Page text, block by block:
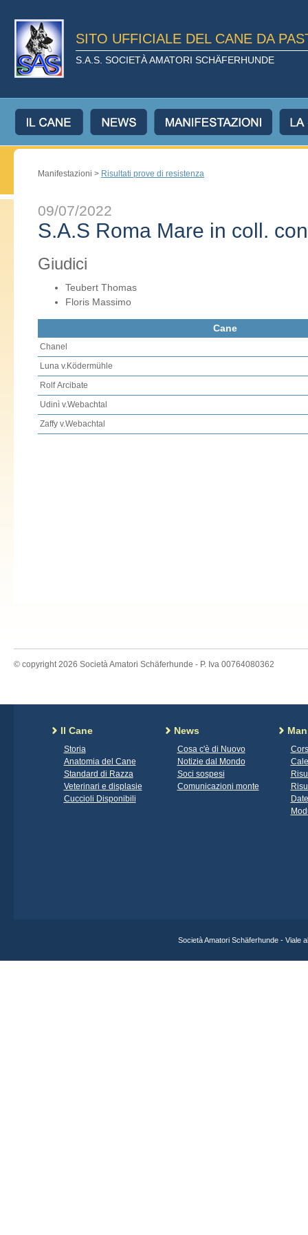
SITO UFFICIALE DEL CANE DA
S.A.S. SOCIETÀ AMATORI SCHÄFERHUNDE
Manifestazioni > Risultati prove di resistenza
09/07/2022
S.A.S Roma Mare in coll.
Giudici
Teubert Thomas
Floris Massimo
Cane
Chanel
Luna v.Ködermühle
Rolf Arcibate
Udinì v.Webachtal
Zaffy v.Webachtal
© copyright 2026 Società Amatori Schäferhunde - P. Iva 00764080362
Il Cane
Storia
Anatomia del Cane
Standard di Razza
Veterinari e displasie
Cuccioli Disponibili
News
Cosa c'è di Nuovo
Notizie dal Mondo
Soci sospesi
Comunicazioni monte
Società Amatori Schäferhunde - Viale